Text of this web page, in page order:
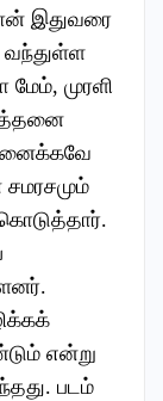
இதுவரை
வந்துள்ள
முரளி
என்று
படம்